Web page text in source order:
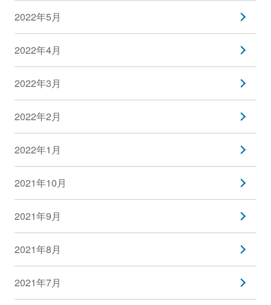
2022年5月
2022年4月
2022年3月
2022年2月
2022年1月
2021年10月
2021年9月
2021年8月
2021年7月